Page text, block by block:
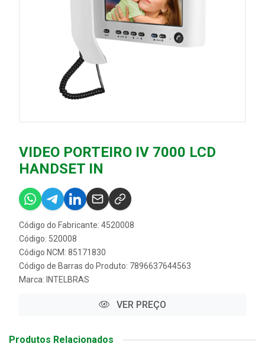
VIDEO PORTEIRO IV 7000 LCD
HANDSET IN
Código do Fabricante: 4520008
Código: 520008
Código NCM: 85171830
Código de Barras do Produto: 7896637644563
Marca: INTELBRAS
VER PREÇO
Produtos Relacionados